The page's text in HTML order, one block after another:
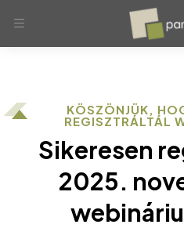
KÖSZÖNJÜK,
REGISZTRÁLTÁL
Sikeresen
2025.